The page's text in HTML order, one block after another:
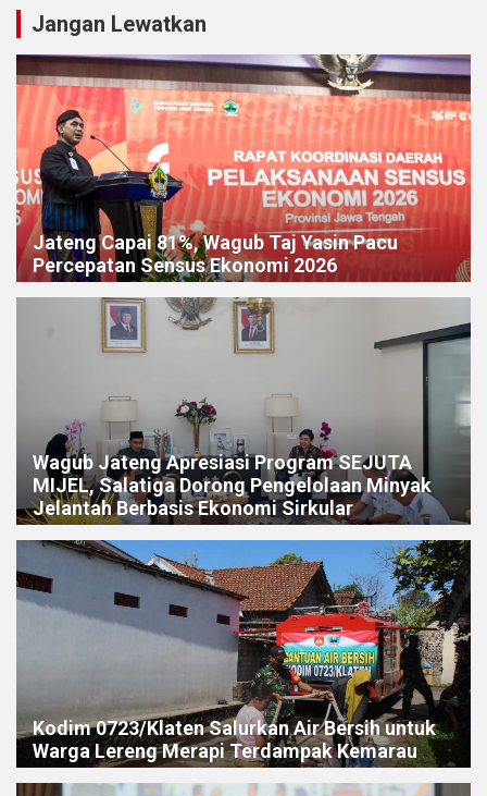
Jangan Lewatkan
Jateng Capai 81%, Wagub Taj Yasin Pacu
Percepatan Sensus Ekonomi 2026
Wagub Jateng Apresiasi Program SEJUTA
MIJEL, Salatiga Dorong Pengelolaan Minyak
Jelantah Berbasis Ekonomi Sirkular
Kodim 0723/Klaten Salurkan Air Bersih untuk
Warga Lereng Merapi Terdampak Kemarau